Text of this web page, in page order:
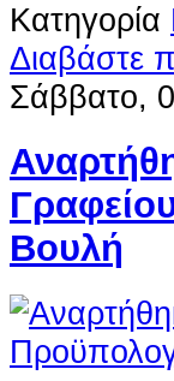
Κατηγορία
Διαβάστε
Σάββατο,
Βουλή